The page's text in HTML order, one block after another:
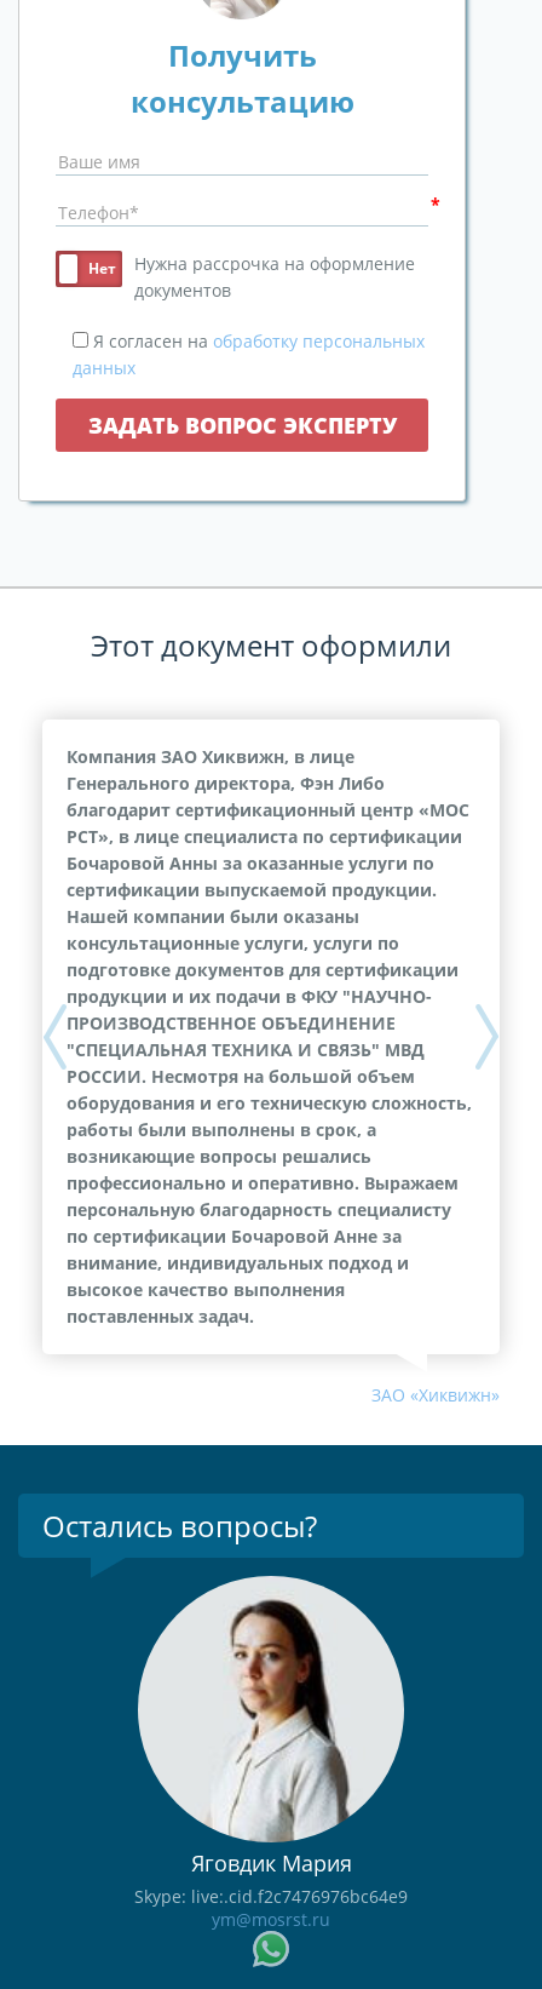
Получить
консультацию
Нужна рассрочка на оформление
документов
Я согласен на обработку персональных
данных
Этот документ оформили
Компания ЗАО Хиквижн, в лице
Генерального директора, Фэн Либо
благодарит сертификационный центр «МОС
РСТ», в лице специалиста по сертификации
Бочаровой Анны за оказанные услуги по
сертификации выпускаемой продукции.
Нашей компании были оказаны
консультационные услуги, услуги по
подготовке документов для сертификации
продукции и их подачи в ФКУ "НАУЧНО-
ПРОИЗВОДСТВЕННОЕ ОБЪЕДИНЕНИЕ
"СПЕЦИАЛЬНАЯ ТЕХНИКА И СВЯЗЬ" МВД
РОССИИ. Несмотря на большой объем
оборудования и его техническую сложность,
работы были выполнены в срок, а
возникающие вопросы решались
профессионально и оперативно. Выражаем
персональную благодарность специалисту
по сертификации Бочаровой Анне за
внимание, индивидуальных подход и
высокое качество выполнения
поставленных задач.
ЗАО «Хиквижн»
Next
Остались вопросы?
Яговдик Мария
Skype: live:.cid.f2c7476976bc64e9
ym@mosrst.ru